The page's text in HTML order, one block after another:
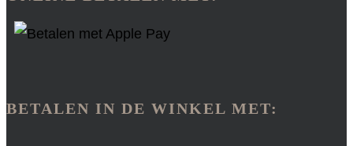
BETALEN IN DE WINKEL MET: